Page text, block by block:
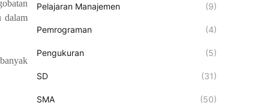
dalam
Pelajaran Manajemen (9)
Pemrograman (4)
Pengukuran (5)
SD (31)
SMA (50)